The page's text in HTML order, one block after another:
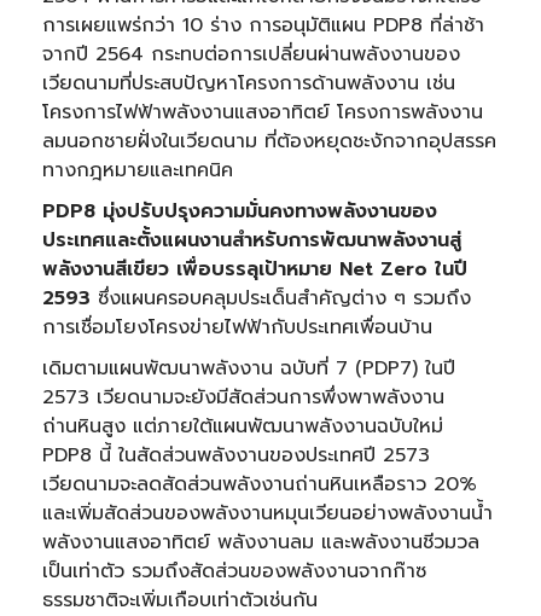
การเผยแพร่กว่า 10 ร่าง การอนุมัติแผน PDP8 ที่ล่าช้า
จากปี 2564 กระทบต่อการเปลี่ยนผ่านพลังงานของ
เวียดนามที่ประสบปัญหาโครงการด้านพลังงาน เช่น
โครงการไฟฟ้าพลังงานแสงอาทิตย์ โครงการพลังงาน
ลมนอกชายฝั่งในเวียดนาม ที่ต้องหยุดชะงักจากอุปสรรค
ทางกฎหมายและเทคนิค
PDP8 มุ่งปรับปรุงความมั่นคงทางพลังงานของ
ประเทศและตั้งแผนงานสำหรับการพัฒนาพลังงานสู่
พลังงานสีเขียว เพื่อบรรลุเป้าหมาย Net Zero ในปี
2593 ซึ่งแผนครอบคลุมประเด็นสำคัญต่าง ๆ รวมถึง
การเชื่อมโยงโครงข่ายไฟฟ้ากับประเทศเพื่อนบ้าน
เดิมตามแผนพัฒนาพลังงาน ฉบับที่ 7 (PDP7) ในปี
2573 เวียดนามจะยังมีสัดส่วนการพึ่งพาพลังงาน
ถ่านหินสูง แต่ภายใต้แผนพัฒนาพลังงานฉบับใหม่
PDP8 นี้ ในสัดส่วนพลังงานของประเทศปี 2573
เวียดนามจะลดสัดส่วนพลังงานถ่านหินเหลือราว 20%
และเพิ่มสัดส่วนของพลังงานหมุนเวียนอย่างพลังงานน้ำ
พลังงานแสงอาทิตย์ พลังงานลม และพลังงานชีวมวล
เป็นเท่าตัว รวมถึงสัดส่วนของพลังงานจากก๊าซ
ธรรมชาติจะเพิ่มเกือบเท่าตัวเช่นกัน